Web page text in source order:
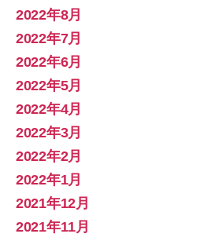
2022年8月
2022年7月
2022年6月
2022年5月
2022年4月
2022年3月
2022年2月
2022年1月
2021年12月
2021年11月